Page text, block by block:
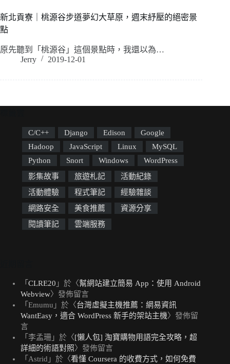
新北貢寮｜桃源谷步道夢幻大草原，週末紓壓的絕密景
點
原先聽到「桃源谷」這個景點時，我還以為…
Jerry
2019-12-01
C/C++ Django Edison
Google
Hadoop
JavaScript Linux
MySQL
Python
Snort Windows
WordPress
影集故事
旅遊札記
活動紀錄
活動體驗
程式筆記
經驗雜談
網路安全
美食推薦
資源分享
閱讀筆記
雲端服務
「 CLRE20 」於〈幫網站建立簡易 App：使用 Android
Webview〉發佈留言
「 Emumu 」於〈台灣虛擬主機推薦：網易資訊
WantEasy，適合 WordPress 新手的架站主機〉發佈留
言
「 李孟珊 」於〈[懶人包] 淘寶購物用語完全攻略，超
詳細的術語對照〉發佈留言
「 Astrid 」於〈看懂 Coursera 的收費方式，如何免費